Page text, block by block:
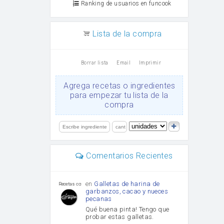
Ranking de usuarios en funcook
Lista de la compra
Borrar lista Email Imprimir
Agrega recetas o ingredientes
para empezar tu lista de la
compra
Comentarios Recientes
Recetas con sazon
en Galletas de harina de
garbanzos, cacao y nueces
pecanas
Qué buena pinta! Tengo que
probar estas galletas.